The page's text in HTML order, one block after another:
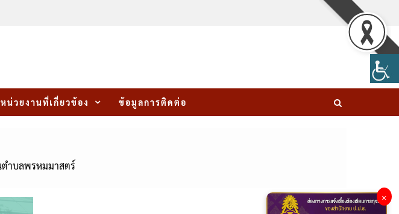
หน่วยงานที่เกี่ยวข้อง ข้อมูลการติดต่อ
ตำบลพรหมมาสตร์
×